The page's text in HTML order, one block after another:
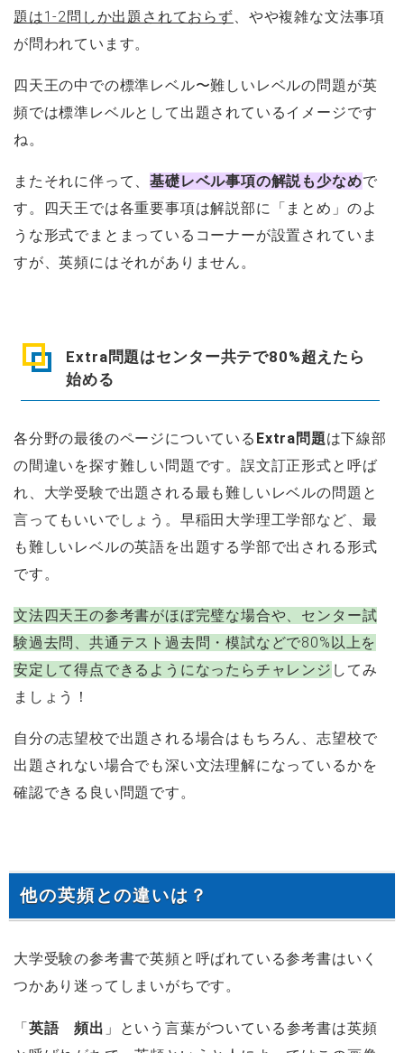
題は1-2問しか出題されておらず、やや複雑な文法事項
が問われています。
四天王の中での標準レベル〜難しいレベルの問題が英
頻では標準レベルとして出題されているイメージです
ね。
またそれに伴って、基礎レベル事項の解説も少なめで
す。四天王では各重要事項は解説部に「まとめ」のよ
うな形式でまとまっているコーナーが設置されていま
すが、英頻にはそれがありません。
Extra問題はセンター共テで80%超えたら
始める
各分野の最後のページについている Extra問題は下線部
の間違いを探す難しい問題です。誤文訂正形式と呼ば
れ、大学受験で出題される最も難しいレベルの問題と
言ってもいいでしょう。早稲田大学理工学部など、最
も難しいレベルの英語を出題する学部で出される形式
です。
文法四天王の参考書がほぼ完璧な場合や、センター試
験過去問、共通テスト過去問・模試などで80%以上を
安定して得点できるようになったらチャレンジ してみ
ましょう！
自分の志望校で出題される場合はもちろん、志望校で
出題されない場合でも深い文法理解になっているかを
確認できる良い問題です。
他の英頻との違いは？
大学受験の参考書で英頻と呼ばれている参考書はいく
つかあり迷ってしまいがちです。
「英語 頻出 」という言葉がついている参考書は英頻